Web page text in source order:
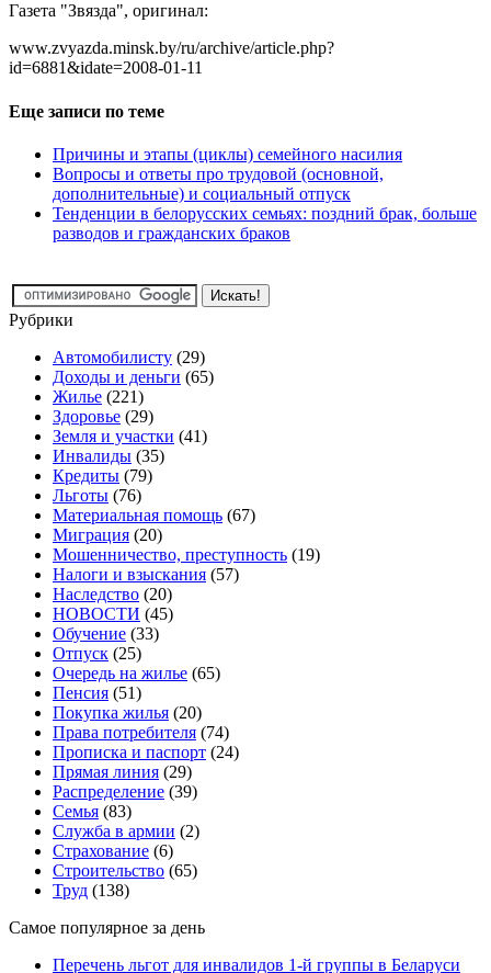
Газета "Звязда", оригинал:
www.zvyazda.minsk.by/ru/archive/article.php?
id=6881&idate=2008-01-11
Еще записи по теме
Причины и этапы (циклы) семейного насилия
Вопросы и ответы про трудовой (основной,
дополнительные) и социальный отпуск
Тенденции в белорусских семьях: поздний брак, больше
разводов и гражданских браков
Рубрики
Автомобилисту (29)
Доходы и деньги (65)
Жилье (221)
Здоровье (29)
Земля и участки (41)
Инвалиды (35)
Кредиты (79)
Льготы (76)
Материальная помощь (67)
Миграция (20)
Мошенничество, преступность (19)
Налоги и взыскания (57)
Наследство (20)
НОВОСТИ (45)
Обучение (33)
Отпуск (25)
Очередь на жилье (65)
Пенсия (51)
Покупка жилья (20)
Права потребителя (74)
Прописка и паспорт (24)
Прямая линия (29)
Распределение (39)
Семья (83)
Служба в армии (2)
Страхование (6)
Строительство (65)
Труд (138)
Самое популярное за день
Перечень льгот для инвалидов 1-й группы в Беларуси